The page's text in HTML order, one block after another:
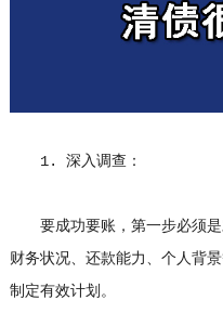
1. 深入调查：
要成功要账，第一步必须是
财务状况、还款能力、个人背
制定有效计划。